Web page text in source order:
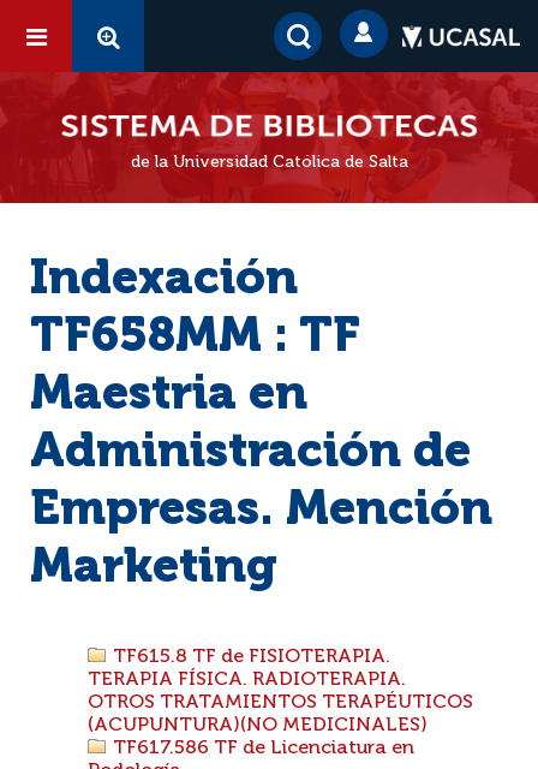
de la Universidad Católica de Salta
Indexación
TF658MM : TF
Maestria en
Administración de
Empresas. Mención
Marketing
TF615.8 TF de FISIOTERAPIA.
TERAPIA FÍSICA. RADIOTERAPIA.
OTROS TRATAMIENTOS TERAPÉUTICOS
(ACUPUNTURA)(NO MEDICINALES)
TF617.586 TF de Licenciatura en